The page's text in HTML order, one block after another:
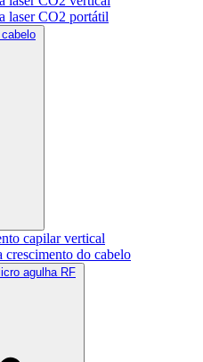
laser CO2 portátil
capilar vertical
do cabelo
agulha RF